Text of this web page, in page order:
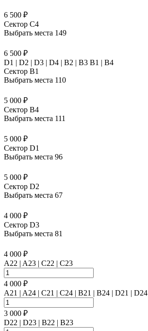
6 500 ₽
Сектор C4
Выбрать места 149
6 500 ₽
D1 | D2 | D3 | D4 | B2 | B3 B1 | В4
Сектор B1
Выбрать места 110
5 000 ₽
Сектор B4
Выбрать места 111
5 000 ₽
Сектор D1
Выбрать места 96
5 000 ₽
Сектор D2
Выбрать места 67
4 000 ₽
Сектор D3
Выбрать места 81
4 000 ₽
A22 | A23 | C22 | C23
4 000 ₽
A21 | A24 | C21 | C24 | B21 | B24 | D21 | D24
3 000 ₽
D22 | D23 | B22 | B23